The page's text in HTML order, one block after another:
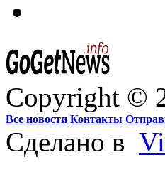
Copyright ©
Все новости Контакты
Сделано в